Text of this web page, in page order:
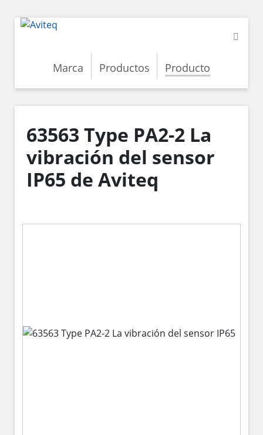
Marca Productos Producto
63563 Type PA2-2 La
vibración del sensor
IP65 de Aviteq